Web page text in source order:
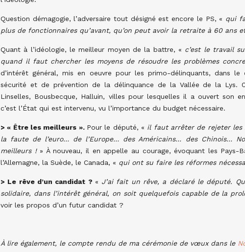
Question démagogie, l’adversaire tout désigné est encore le PS, « qui
plus de fonctionnaires qu’avant, qu’on peut avoir la retraite à 60 ans
Quant à l’idéologie, le meilleur moyen de la battre, « c’est le travail
quand il faut chercher les moyens de résoudre les problèmes
d’intérêt général, mis en oeuvre pour les primo-délinquants, dans
sécurité et de prévention de la délinquance de la Vallée de la Lys.
Linselles, Bousbecque, Halluin, villes pour lesquelles il a ouvert son
c’est l’État qui est intervenu, vu l’importance du budget nécessaire.
> « Être les meilleurs ». Pour le député, « il faut arrêter de rejeter les
la faute de l’euro… de l’Europe… des Américains… des Chinois…
meilleurs !» À nouveau, il en appelle au courage, évoquant les Pays-
l’Allemagne, la Suède, le Canada, « qui ont su faire les réformes
> Le rêve d’un candidat ? « J’ai fait un rêve, a déclaré le député.
solidaire, dans l’intérêt général, on soit quelquefois capable de la
voir les propos d’un futur candidat ?
À lire également, le compte rendu de ma cérémonie de vœux dans le